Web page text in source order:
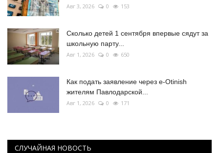
Авг 3, 2026 0 153
Сколько детей 1 сентября впервые сядут за
школьную парту...
Авг 1, 2026 0 650
Как подать заявление через e-Otinish
жителям Павлодарской...
Авг 1, 2026 0 171
СЛУЧАЙНАЯ НОВОСТЬ